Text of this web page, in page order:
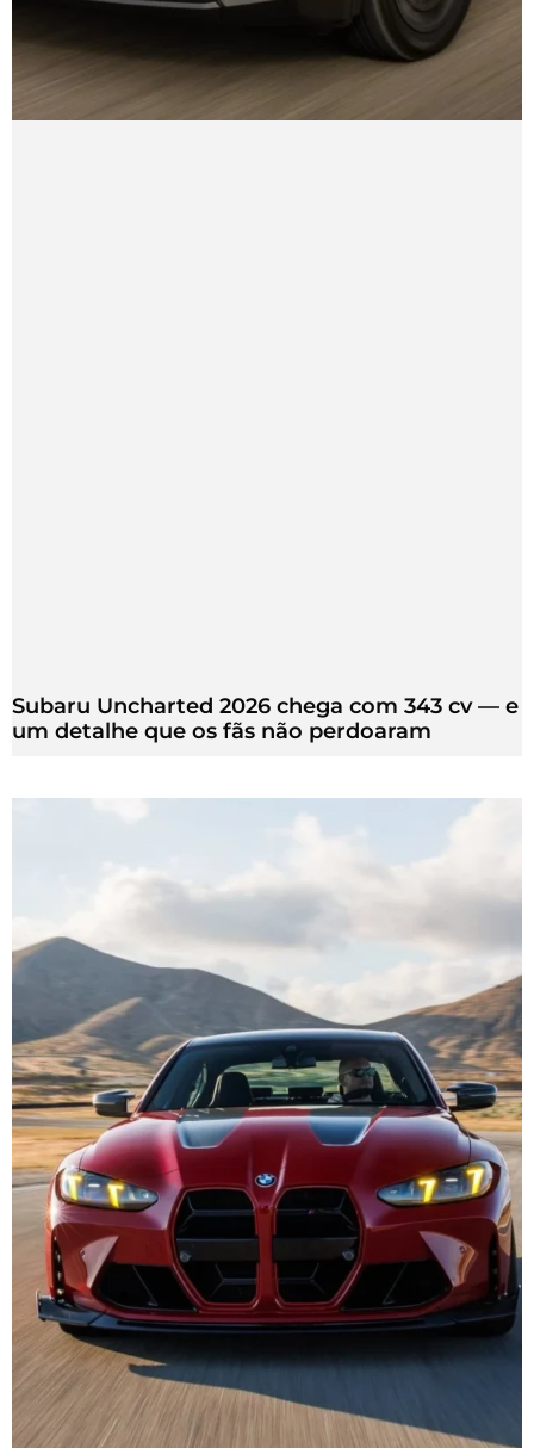
Subaru Uncharted 2026 chega com 343 cv — e
um detalhe que os fãs não perdoaram